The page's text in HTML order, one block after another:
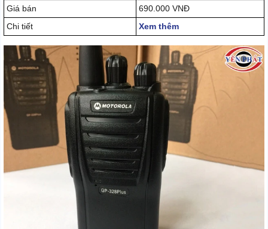
Giá bán
690.000 VNĐ
Chi tiết
Xem thêm